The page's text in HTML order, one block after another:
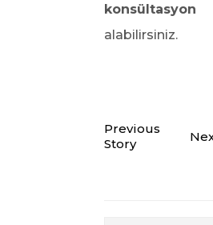
konsültasyon
alabilirsiniz.
Previous
Story